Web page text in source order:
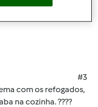
#3
com os refogados,
na cozinha. ????